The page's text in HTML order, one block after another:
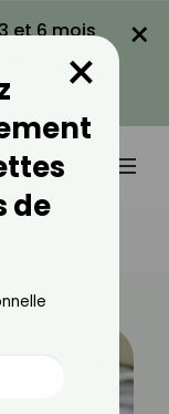
et 6 mois
×
de
×